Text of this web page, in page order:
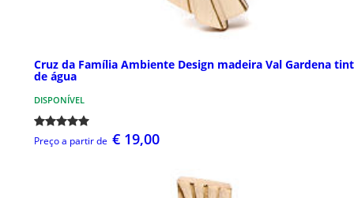
Cruz da Família Ambiente Design madeira Val Gardena
de água
DISPONÍVEL
Preço a partir de € 19,00